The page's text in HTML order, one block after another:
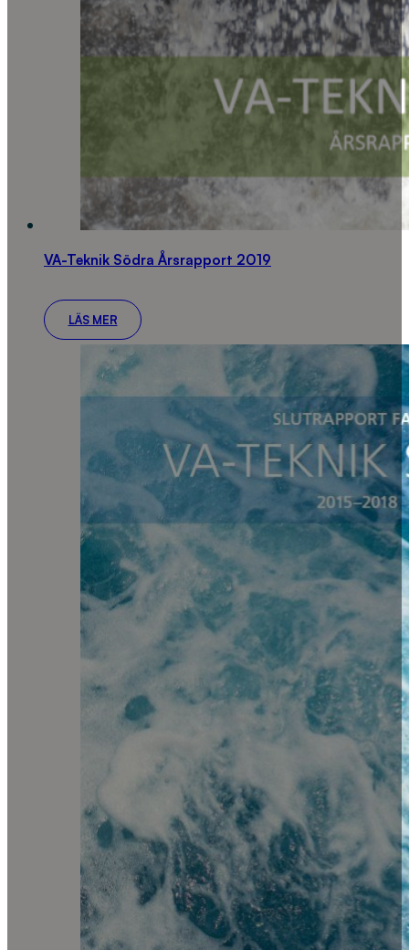
VA-Teknik Södra Årsrapport 2019
LÄS MER